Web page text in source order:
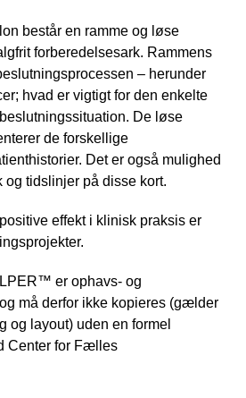
består en ramme og løse
forberedelsesark. Rammens
– herunder
hvad er vigtigt for den enkelte
De løse
de forskellige
Det er også mulighed
tidslinjer på disse kort.
effekt i klinisk praksis er
er ophavs- og
må derfor ikke kopieres (gælder
og layout) uden en formel
Center for Fælles